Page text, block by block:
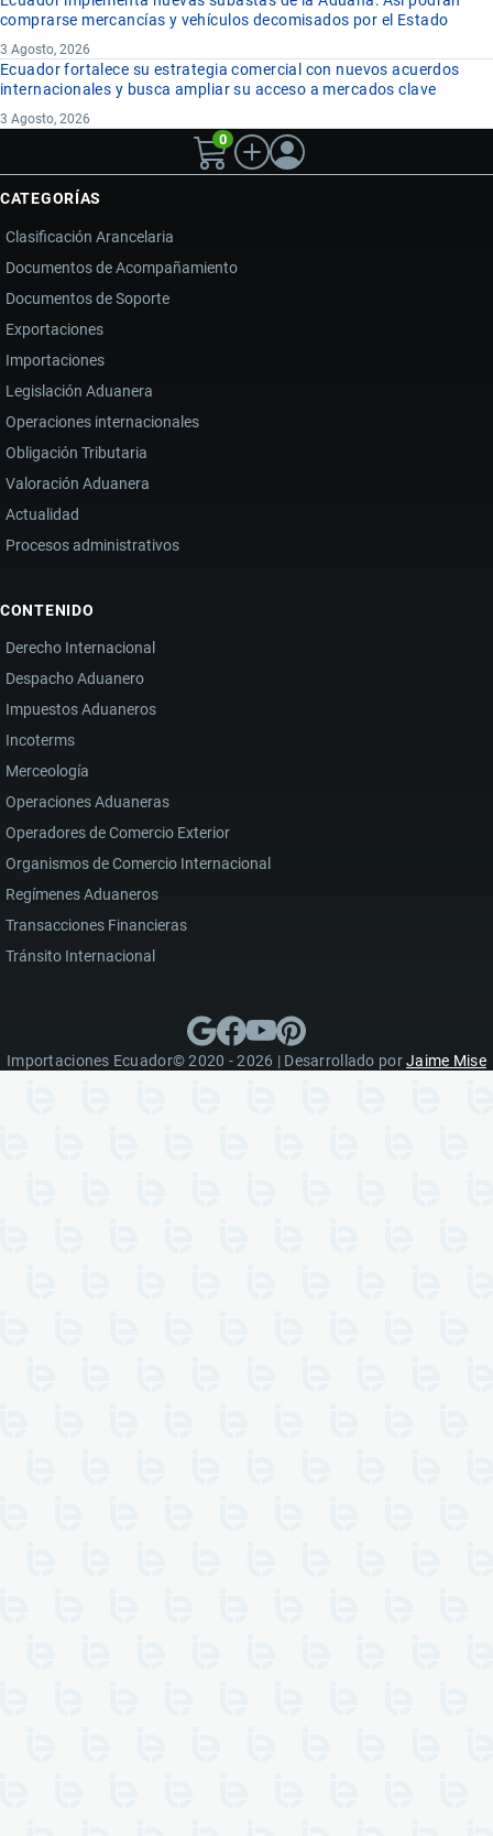
comprarse mercancías y vehículos decomisados por el Estado
3 Agosto, 2026
Ecuador fortalece su estrategia comercial con nuevos acuerdos
internacionales y busca ampliar su acceso a mercados clave
3 Agosto, 2026
0
CATEGORÍAS
Clasificación Arancelaria
Documentos de Acompañamiento
Documentos de Soporte
Exportaciones
Importaciones
Legislación Aduanera
Operaciones internacionales
Obligación Tributaria
Valoración Aduanera
Actualidad
Procesos administrativos
CONTENIDO
Derecho Internacional
Despacho Aduanero
Impuestos Aduaneros
Incoterms
Merceología
Operaciones Aduaneras
Operadores de Comercio Exterior
Organismos de Comercio Internacional
Regímenes Aduaneros
Transacciones Financieras
Tránsito Internacional
Importaciones Ecuador© 2020 - 2026 | Desarrollado porJaime Mise